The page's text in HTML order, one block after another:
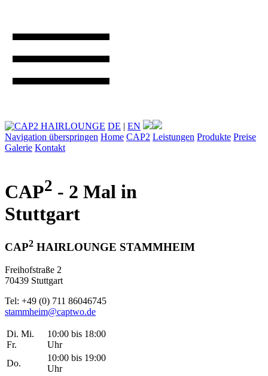
DE | EN
Navigation überspringen Home CAP2 Leistungen Produkte Preise
Galerie Kontakt
CAP2 - 2 Mal in
Stuttgart
CAP2 HAIRLOUNGE STAMMHEIM
Freihofstraße 2
70439 Stuttgart
Tel: +49 (0) 711 86046745
stammheim@captwo.de
Di. Mi.
Fr.
10:00 bis 18:00
Uhr
Do.
10:00 bis 19:00
Uhr